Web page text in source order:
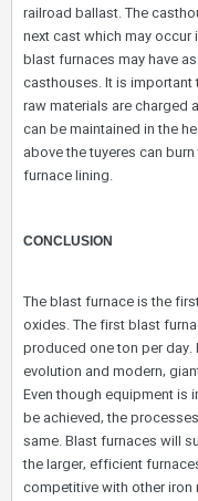
railroad ballast. The
next cast which may
blast furnaces may
casthouses. It is
raw materials are
can be maintained in the
above the tuyeres can
furnace lining.
CONCLUSION
The blast furnace is the
oxides. The first blast
produced one ton per
evolution and modern,
Even though equipment
be achieved, the
same. Blast furnaces
the larger, efficient
competitive with other